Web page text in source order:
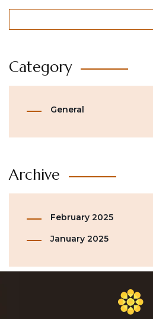
Category
General
Archive
February 2025
January 2025